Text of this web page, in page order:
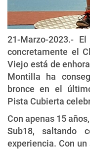
21-Marzo-2023.-
concretamente el
Viejo está de
Montilla ha
bronce en el
Pista Cubierta
Con apenas 15
Sub18, saltando
experiencia. Con